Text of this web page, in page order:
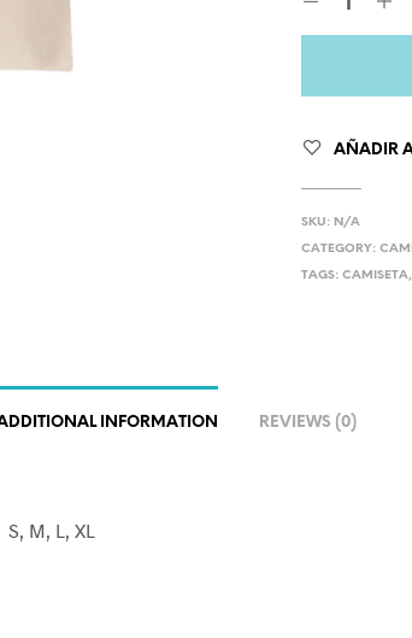
AÑADIR
SKU: N/A
CATEGORY:
TAGS:CAMISETA
INFORMATION REVIEWS (0)
S, M, L, XL